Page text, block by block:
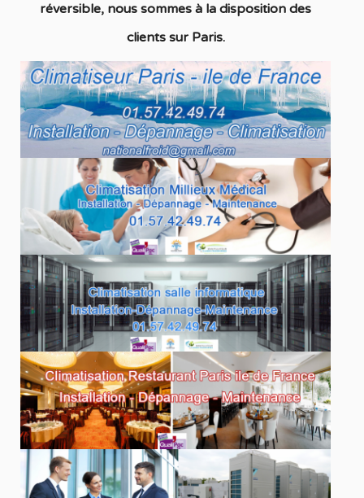
réversible, nous sommes à la disposition des
clients sur Paris.